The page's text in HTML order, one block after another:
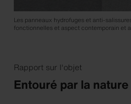
Les panneaux hydrofuges et anti-
fonctionnelles et aspect contemporain et
Rapport sur l'objet
Entouré par la nature